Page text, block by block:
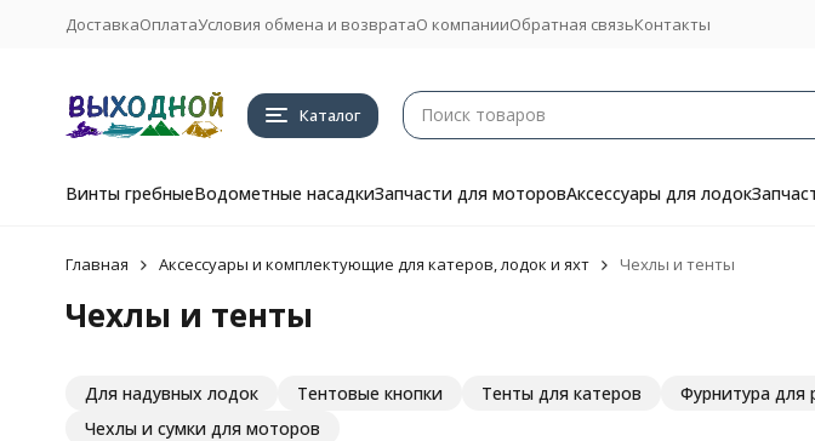
ДоставкаОплатаУсловия обмена и возвратаО компанииОбратная связьКонтакты
Каталог
Винты гребныеВодометные насадкиЗапчасти для моторовАксессуары для лодок
Главная Аксессуары и комплектующие для катеров, лодок и яхт Чехлы и тенты
Чехлы и тенты
Для надувных лодок Тентовые кнопки Тенты для катеров Фурнитура для
Чехлы и сумки для моторов